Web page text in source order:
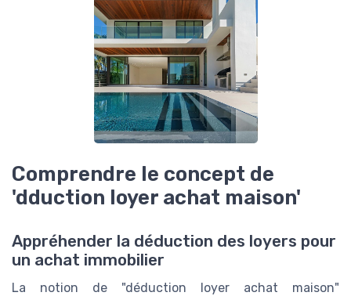
Comprendre le concept de
'dduction loyer achat maison'
Appréhender la déduction des loyers pour
un achat immobilier
La notion de "déduction loyer achat maison"